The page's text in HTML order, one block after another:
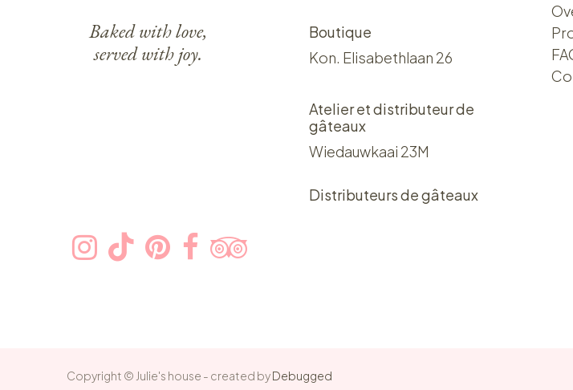
Baked with love,
served with joy.
Boutique
Kon. Elisabethlaan 26
Atelier et distributeur de
gâteaux
Wiedauwkaai 23M
Distributeurs de gâteaux
Copyright © Julie's house - created byDebugged